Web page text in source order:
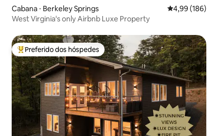
Cabana ⋅ Berkeley Springs 4,99 de uma
4,99 (186)
West Virginia's only Airbnb Luxe Property
Entre os melhores preferidos dos hóspedes
Preferido dos hóspedes